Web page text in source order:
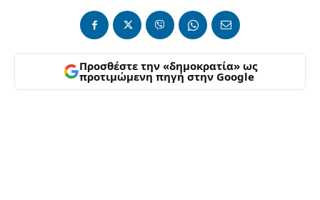
Προσθέστε την «δημοκρατία» ως
προτιμώμενη πηγή στην Google